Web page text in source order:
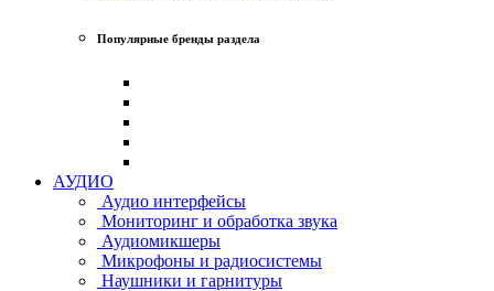
Популярные бренды раздела
АУДИО
Аудио интерфейсы
Мониторинг и обработка звука
Аудиомикшеры
Микрофоны и радиосистемы
Наушники и гарнитуры